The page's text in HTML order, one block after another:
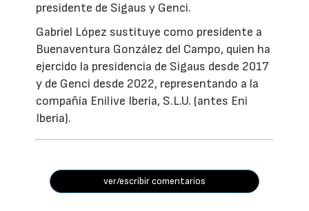
presidente de Sigaus y Genci.
Gabriel López sustituye como presidente a
Buenaventura González del Campo, quien ha
ejercido la presidencia de Sigaus desde 2017
y de Genci desde 2022, representando a la
compañía Enilive Iberia, S.L.U. (antes Eni
Iberia).
ver/escribir comentarios